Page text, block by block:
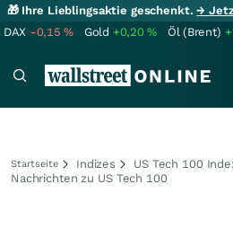
🎁 Ihre Lieblingsaktie geschenkt.→
DAX -0,15% Gold +0,20% Öl (Brent)
Startseite Indizes
US Tech 100
Nachrichten zu US Tech 100